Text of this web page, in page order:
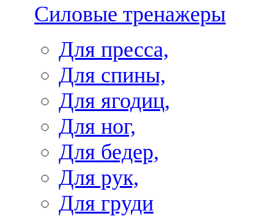
Силовые тренажеры
Для пресса,
Для спины,
Для ягодиц,
Для ног,
Для бедер,
Для рук,
Для груди